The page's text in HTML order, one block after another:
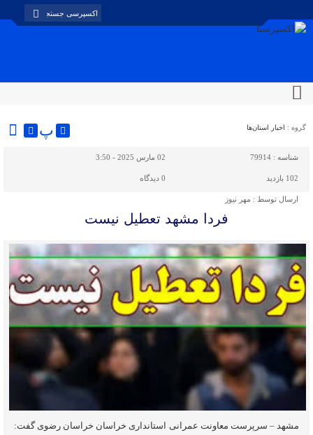
گروه : اخبار استان‌ها پ
شناسه : 79914 02 مارس 2025 - 3:50
102 بازدید 0 دیدگاه
ارسال توسط : مهر نیوز
فردا مشهد تعطیل نیست
مشهد – سرپرست معاونت عمرانی استانداری خراسان خراسان رضوی گفت: